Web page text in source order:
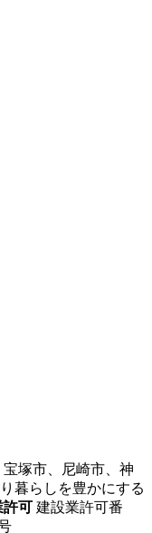
塚市、尼崎市、神
暮らしを豊かにする
許可 建設業許可番